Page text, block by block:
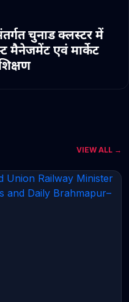
चुनाड क्लस्टर में
मैनेजमेंट एवं मार्केट
VIEW ALL →